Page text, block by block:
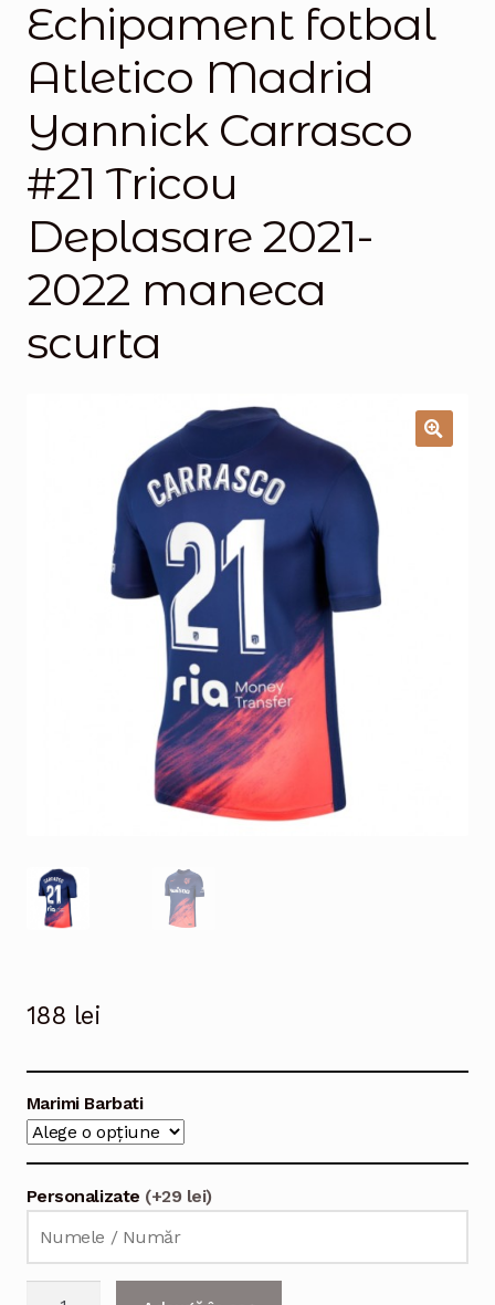
Magazinul
Echipament fotbal
Atletico Madrid
Yannick Carrasco
#21 Tricou
Deplasare 2021-
2022 maneca
scurta
188 lei
Marimi Barbati
Personalizate (+29 lei)